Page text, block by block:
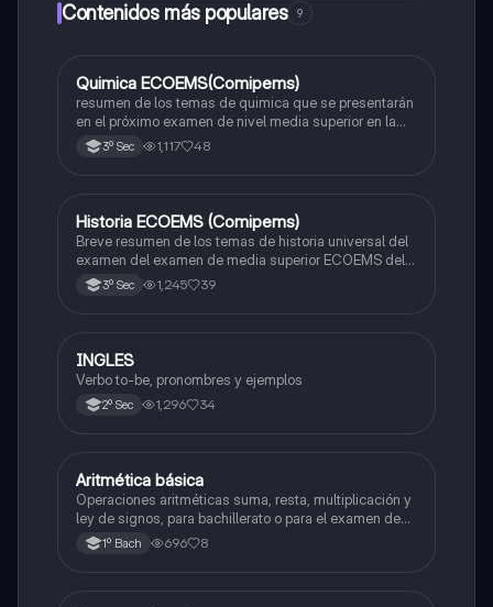
Contenidos más populares 9
Química
Quimica ECOEMS(Comipems)
resumen de los temas de quimica que se presentarán
en el próximo examen de nivel media superior en la
zona metropolitana de el valle de México
3º Sec 1,117 48
Historia
Historia ECOEMS (Comipems)
Breve resumen de los temas de historia universal del
examen del examen de media superior ECOEMS del
valle de México
3º Sec 1,245 39
Inglés
INGLES
Verbo to-be, pronombres y ejemplos
2º Sec 1,296 34
Matemáticas
Aritmética básica
Operaciones aritméticas suma, resta, multiplicación y
ley de signos, para bachillerato o para el examen de
admisión a la universidad
1º Bach 696 8